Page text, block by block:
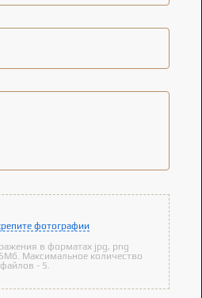
фотографии
в форматах jpg, png
Максимальное количество
файлов - 5.